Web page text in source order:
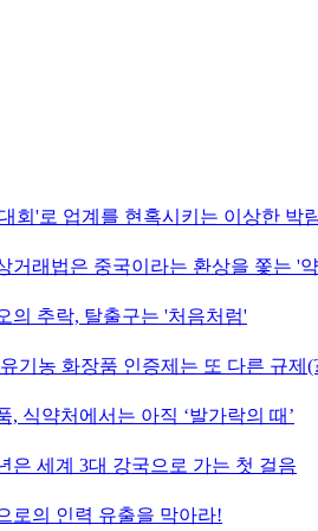
회'로 업계를 현혹시키는 이상한 박
거래법은 중국이라는 환상을 쫓는 '
의 추락, 탈출구는 '처음처럼'
기농 화장품 인증제는 또 다른 규제
, 식약처에서는 아직 ‘발가락의 때’
은 세계 3대 강국으로 가는 첫 걸음
로의 인력 유출을 막아라!